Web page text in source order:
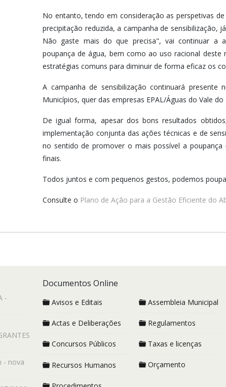
No entanto, tendo em consideração as perspetivas
precipitação reduzida, a campanha de
Não gaste mais do que precisa", vai continuar a
poupança de água, bem como ao uso racional
estratégias comuns para diminuir de forma eficaz os
A campanha de sensibilização continuará
Municípios, quer das empresas EPAL/Águas do Vale
De igual forma, apesar dos bons resultados
implementação conjunta das ações técnicas e de
no sentido de promover o mais possível a
finais.
Todos juntos e com pequenos gestos, podemos
Consulte o Plano de Ação para a Gestão Eficiente do
-
- nova
Documentos Online
Avisos e Editais
Actas e Deliberações
Concursos Públicos
Recursos Humanos
Assembleia Municipal
Regulamentos
Taxas e licenças
Orçamento